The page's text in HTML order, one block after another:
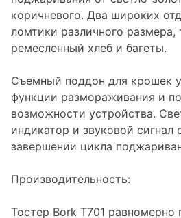
коричневого. Два широких
ломтики различного размера,
ремесленный хлеб и багеты.
Съемный поддон для крошек
функции размораживания и
возможности устройства.
индикатор и звуковой
завершении цикла
Производительность:
Тостер Bork T701 равномерно